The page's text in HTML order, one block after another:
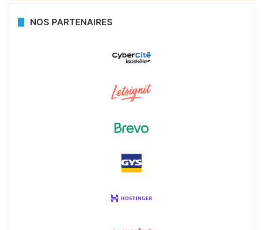
NOS PARTENAIRES